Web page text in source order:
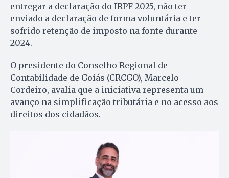
entregar a declaração do IRPF 2025, não ter
enviado a declaração de forma voluntária e ter
sofrido retenção de imposto na fonte durante
2024.
O presidente do Conselho Regional de
Contabilidade de Goiás (CRCGO), Marcelo
Cordeiro, avalia que a iniciativa representa um
avanço na simplificação tributária e no acesso aos
direitos dos cidadãos.